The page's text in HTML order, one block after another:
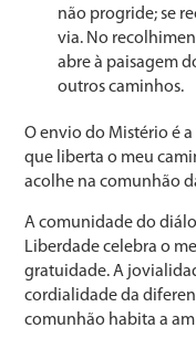
não progride; se
via. No
abre à paisagem
outros caminhos.
O envio do Mistério é
que liberta o meu
acolhe na comunhão
A comunidade do
Liberdade celebra o
gratuidade. A
cordialidade da
comunhão habita a